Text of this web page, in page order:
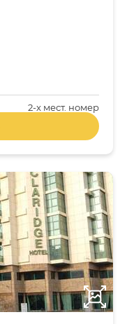
2-x мест. номер